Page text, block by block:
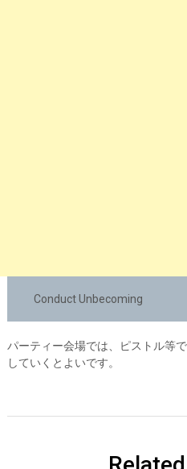
Conduct Unbecoming
パーティー会場では、ピストル等
していくとよいです。